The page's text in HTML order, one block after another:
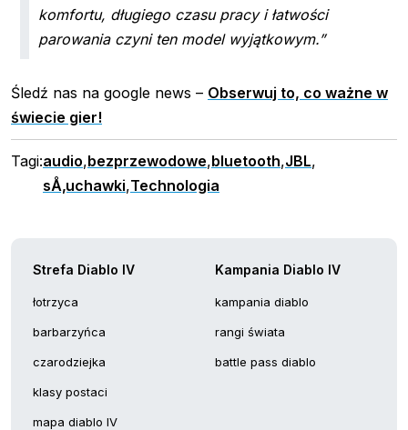
komfortu, długiego czasu pracy i łatwości
parowania czyni ten model wyjątkowym.”
Śledź nas na google news – Obserwuj to, co ważne w
świecie gier!
Tagi:audio,bezprzewodowe,bluetooth,JBL,
sÅ‚uchawki,Technologia
Strefa Diablo IV
łotrzyca
barbarzyńca
czarodziejka
klasy postaci
mapa diablo IV
Kampania Diablo IV
kampania diablo
rangi świata
battle pass diablo